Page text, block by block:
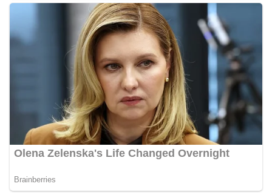
warga di wilayah Kelurahan Sunggal, Kecamatan
Medan Sunggal, pada Rabu (05/08/2026).‎‎Kegiatan
tersebut berlangsung sejak pukul 09.00 WIB
hingga selesai, menyasar rumah-rumah warga di
beberapa lingkungan yang ada di kelurahan
tersebut.‎Sambang Langsung ke Rumah
Warga‎Dalam kegiatan ini, Aiptu Muliyadi
Suraukur mendatangi warga secara langsung dari
rumah ke rumah untuk menjalin silaturahmi
sekaligus menyampaikan pesan-pesan
kamtibmas. Kehadiran petugas disambut baik
oleh warga, yang sebagian besar tengah bersiap
menyambut momentum HUT Kemerdekaan RI
masing-masing.‎Dalam dialog yang berlangsung
akrab, Bhabinkamtibmas menyapa warga,